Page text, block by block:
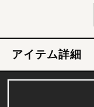
アイテム詳細